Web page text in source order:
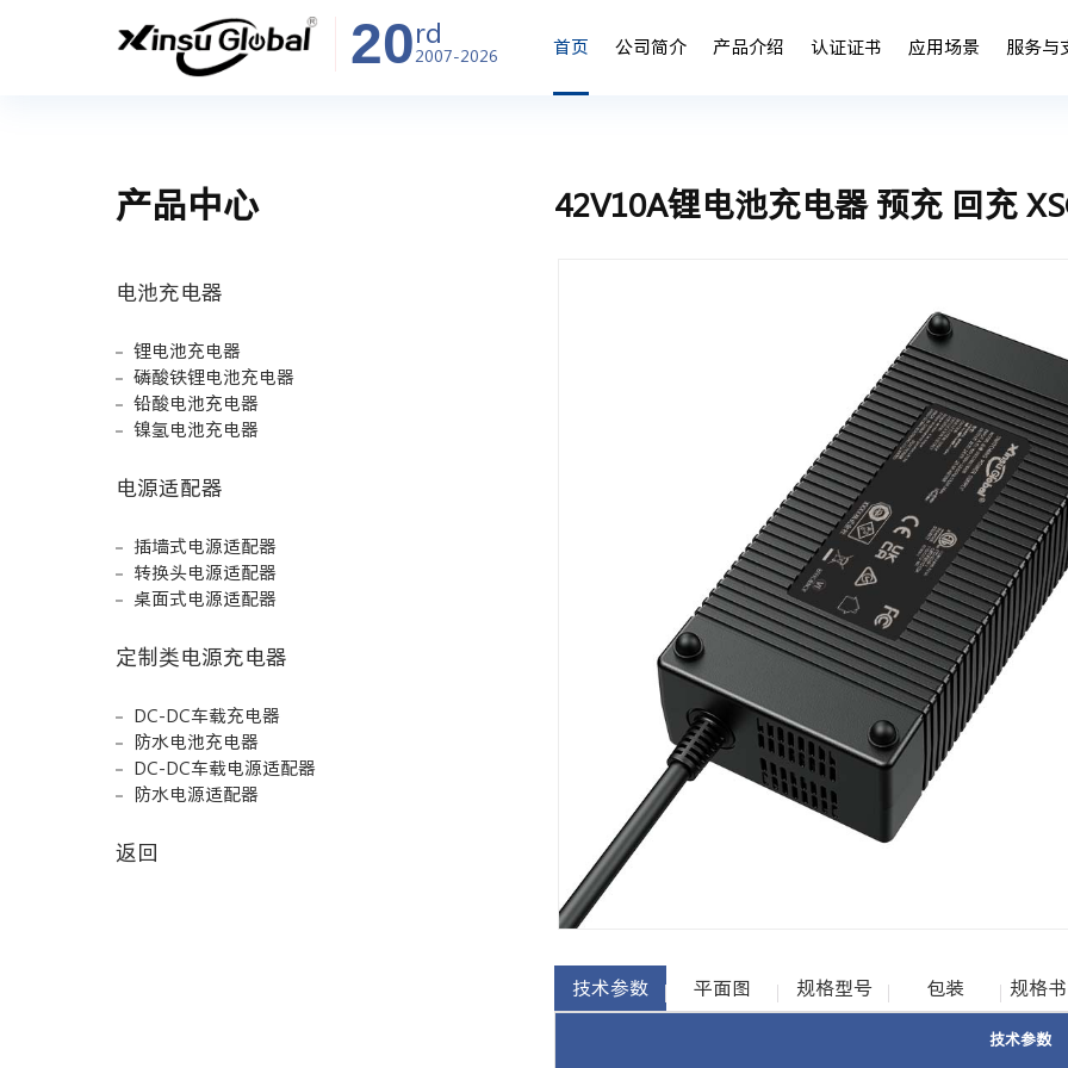
20rd
2007-2026 首页 公司简介
发展历程
产品介绍
电源适配器 磷酸铁锂电池充
认证证书 应用场景
电源适配器应用案例
服务与
企业文化
产品中心
电池充电器
锂电池充电器
磷酸铁锂电池充电器
铅酸电池充电器
镍氢电池充电器
电源适配器
插墙式电源适配器
转换头电源适配器
桌面式电源适配器
定制类电源充电器
DC-DC车载充电器
防水电池充电器
DC-DC车载电源适配器
防水电源适配器
返回
42V10A锂电池充电器 预充 回充
技术参数 平面图 规格型号 包装 规格
技术参数